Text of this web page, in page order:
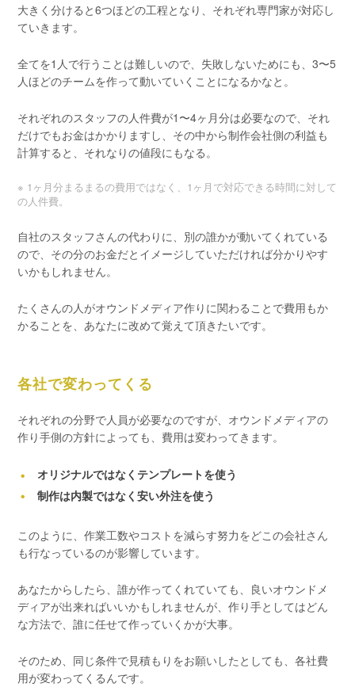
大きく分けると6つほどの工程となり、それぞれ専門家が対応し
ていきます。
全てを1人で行うことは難しいので、失敗しないためにも、3〜5
人ほどのチームを作って動いていくことになるかなと。
それぞれのスタッフの人件費が1〜4ヶ月分は必要なので、それ
だけでもお金はかかりますし、その中から制作会社側の利益も
計算すると、それなりの値段にもなる。
※ 1ヶ月分まるまるの費用ではなく、1ヶ月で対応できる時間に対して
の人件費。
自社のスタッフさんの代わりに、別の誰かが動いてくれている
ので、その分のお金だとイメージしていただければ分かりやす
いかもしれません。
たくさんの人がオウンドメディア作りに関わることで費用もか
かることを、あなたに改めて覚えて頂きたいです。
各社で変わってくる
それぞれの分野で人員が必要なのですが、オウンドメディアの
作り手側の方針によっても、費用は変わってきます。
オリジナルではなくテンプレートを使う
制作は内製ではなく安い外注を使う
このように、作業工数やコストを減らす努力をどこの会社さん
も行なっているのが影響しています。
あなたからしたら、誰が作ってくれていても、良いオウンドメ
ディアが出来ればいいかもしれませんが、作り手としてはどん
な方法で、誰に任せて作っていくかが大事。
そのため、同じ条件で見積もりをお願いしたとしても、各社費
用が変わってくるんです。